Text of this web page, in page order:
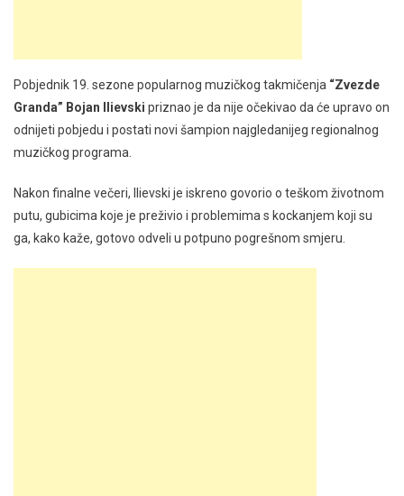
Pobjednik 19. sezone popularnog muzičkog takmičenja “Zvezde
Granda” Bojan Ilievski priznao je da nije očekivao da će upravo on
odnijeti pobjedu i postati novi šampion najgledanijeg regionalnog
muzičkog programa.
Nakon finalne večeri, Ilievski je iskreno govorio o teškom životnom
putu, gubicima koje je preživio i problemima s kockanjem koji su
ga, kako kaže, gotovo odveli u potpuno pogrešnom smjeru.